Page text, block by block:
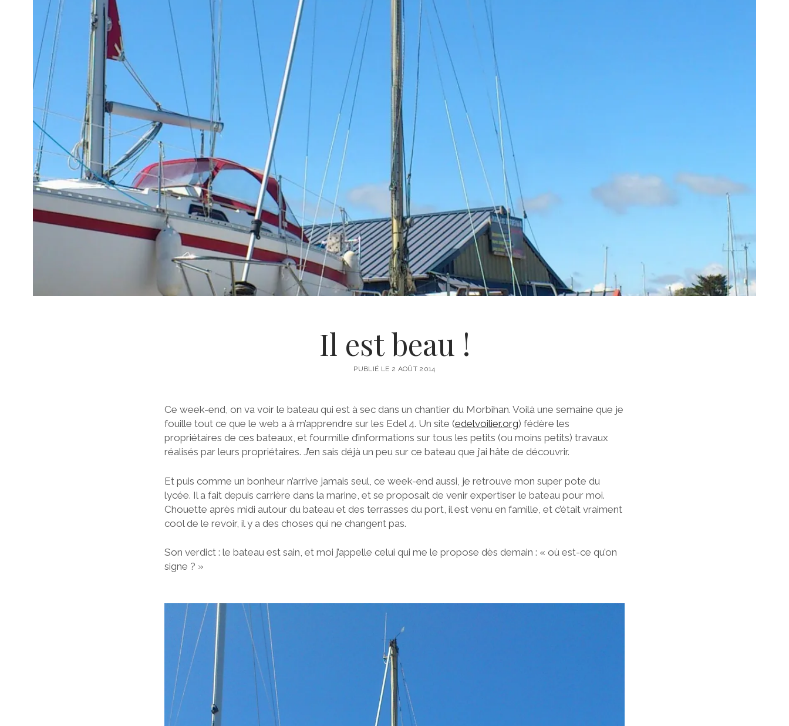
Il est beau !
PUBLIÉ LE 2 AOÛT 2014
Ce week-end, on va voir le bateau qui est à sec dans un chantier du Morbihan. Voilà une semaine que je
fouille tout ce que le web a à m’apprendre sur les Edel 4. Un site (edelvoilier.org) fédère les
propriétaires de ces bateaux, et fourmille d’informations sur tous les petits (ou moins petits) travaux
réalisés par leurs propriétaires. J’en sais déjà un peu sur ce bateau que j’ai hâte de découvrir.
Et puis comme un bonheur n’arrive jamais seul, ce week-end aussi, je retrouve mon super pote du
lycée. Il a fait depuis carrière dans la marine, et se proposait de venir expertiser le bateau pour moi.
Chouette après midi autour du bateau et des terrasses du port, il est venu en famille, et c’était vraiment
cool de le revoir, il y a des choses qui ne changent pas.
Son verdict : le bateau est sain, et moi j’appelle celui qui me le propose dès demain : « où est-ce qu’on
signe ? »